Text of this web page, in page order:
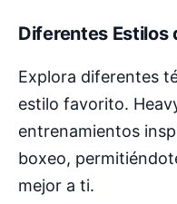
Diferentes Estilos
Explora diferentes
estilo favorito.
entrenamientos
boxeo,
mejor a ti.